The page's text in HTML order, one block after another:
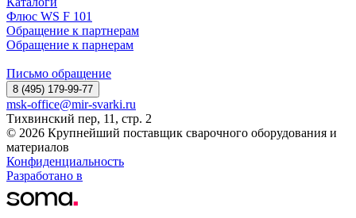
Флюс WS F 101
Обращение к партнерам
Обращение к парнерам
Письмо обращение
8 (495) 179-99-77
msk-office@mir-svarki.ru
Тихвинский пер, 11, стр. 2
© 2026 Крупнейший поставщик сварочного оборудования и
материалов
Конфиденциальность
Разработано в